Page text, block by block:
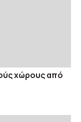
χώρους από